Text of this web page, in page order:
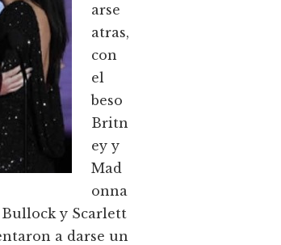
arse
atras,
con
el
beso
Britn
ey y
Mad
onna
y Scarlett
a darse un